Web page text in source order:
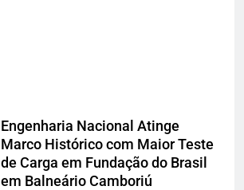
Engenharia Nacional Atinge
Marco Histórico com Maior Teste
de Carga em Fundação do Brasil
em Balneário Camboriú